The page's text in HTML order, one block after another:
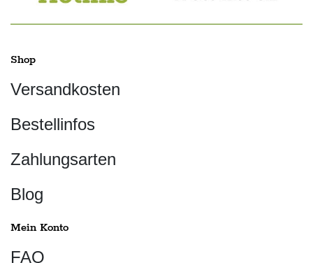
Shop
Versandkosten
Bestellinfos
Zahlungsarten
Blog
Mein Konto
FAQ